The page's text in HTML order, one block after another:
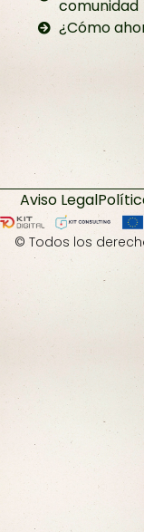
comunidad
¿Cómo
Aviso Legal
© Todos los